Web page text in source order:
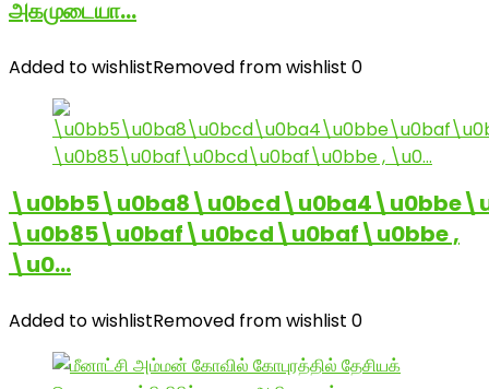
அகமுடையா…
Added to wishlistRemoved from wishlist 0
\u0b85\u0baf\u0bcd\u0baf\u0bbe ,
\u0…
Added to wishlistRemoved from wishlist 0